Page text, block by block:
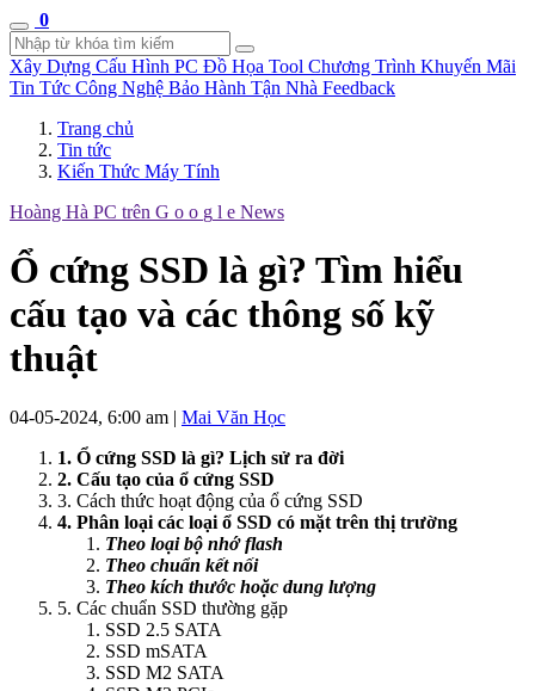
0
Xây Dựng Cấu Hình PC Đồ Họa Tool Chương Trình Khuyến Mãi
Tin Tức Công Nghệ Bảo Hành Tận Nhà Feedback
Trang chủ
Tin tức
Kiến Thức Máy Tính
Hoàng Hà PC trên G o o g l e News
Ổ cứng SSD là gì? Tìm hiểu
cấu tạo và các thông số kỹ
thuật
04-05-2024, 6:00 am | Mai Văn Học
1. Ổ cứng SSD là gì? Lịch sử ra đời
2. Cấu tạo của ổ cứng SSD
3. Cách thức hoạt động của ổ cứng SSD
4. Phân loại các loại ổ SSD có mặt trên thị trường
Theo loại bộ nhớ flash
Theo chuẩn kết nối
Theo kích thước hoặc dung lượng
5. Các chuẩn SSD thường gặp
SSD 2.5 SATA
SSD mSATA
SSD M2 SATA